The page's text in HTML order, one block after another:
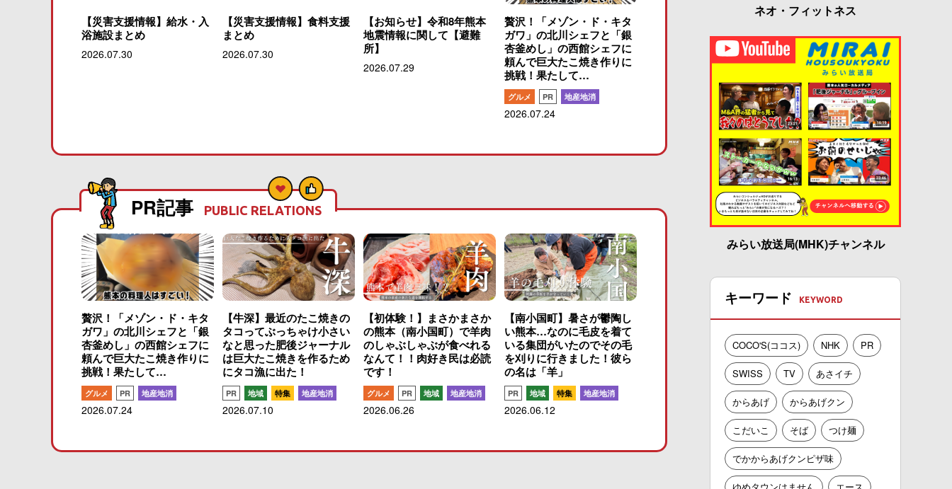
【災害支援情報】給水・入
浴施設まとめ
2026.07.30
【災害支援情報】食料支援
まとめ
2026.07.30
【お知らせ】令和8年熊本
地震情報に関して【避難
所】
2026.07.29
贅沢！「メゾン・ド・キタ
ガワ」の北川シェフと「銀
杏釜めし」の西館シェフに
頼んで巨大たこ焼き作りに
挑戦！果たして…
グルメ PR 地産地消
2026.07.24
PR記事 PUBLIC RELATIONS
贅沢！「メゾン・ド・キタ
ガワ」の北川シェフと「銀
杏釜めし」の西館シェフに
頼んで巨大たこ焼き作りに
挑戦！果たして…
グルメ PR 地産地消
2026.07.24
【牛深】最近のたこ焼きの
タコってぶっちゃけ小さい
なと思った肥後ジャーナル
は巨大たこ焼きを作るため
にタコ漁に出た！
PR 地域 特集 地産地消
2026.07.10
【初体験！】まさかまさか
の熊本（南小国町）で羊肉
のしゃぶしゃぶが食べれる
なんて！！肉好き民は必読
です！
グルメ PR 地域 地産地消
2026.06.26
【南小国町】暑さが鬱陶し
い熊本…なのに毛皮を着て
いる集団がいたのでその毛
を刈りに行きました！彼ら
の名は「羊」
PR 地域 特集 地産地消
2026.06.12
ネオ・フィットネス
みらい放送局(MHK)チャンネル
キーワード
COCO'S(ココス) NHK PR
SWISS TV あさイチ
からあげ からあげクン
こだいこ そば つけ麺
でかからあげクンピザ味